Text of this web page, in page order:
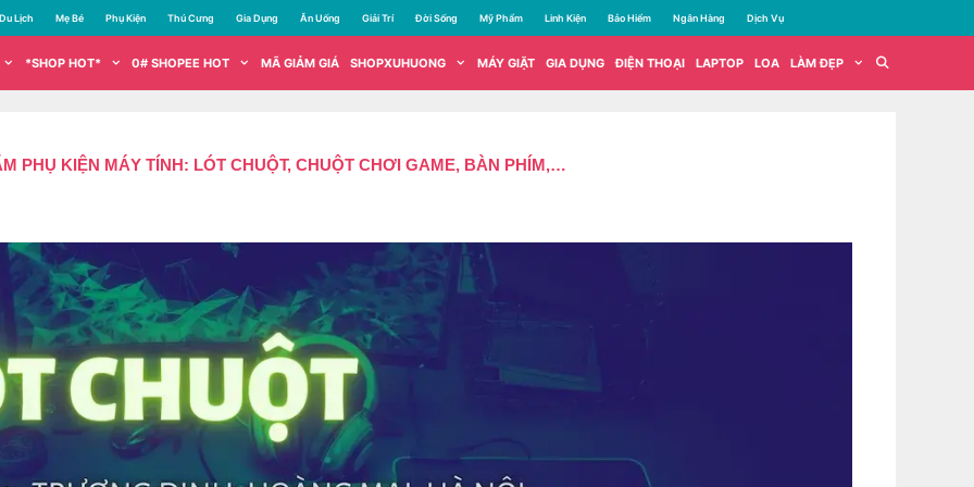
Du Lịch Mẹ Bé Phụ Kiện Thú Cưng Gia Dụng Ăn Uống Giải Trí Đời Sống Mỹ Phẩm Linh Kiện Bảo Hiểm Ngân Hàng Dịch Vụ
*SHOP HOT* 0# SHOPEE HOT MÃ GIẢM GIÁ SHOPXUHUONG MÁY GIẶT GIA DỤNG ĐIỆN THOẠI LAPTOP LOA LÀM ĐẸP
PHỤ KIỆN MÁY TÍNH: LÓT CHUỘT, CHUỘT CHƠI GAME, BÀN PHÍM,…